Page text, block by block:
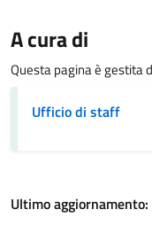
A cura di
Questa pagina è gestita
Ufficio di staff
Ultimo aggiornamento: